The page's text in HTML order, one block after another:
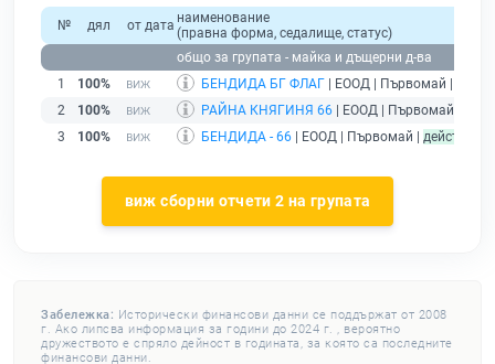
№ дял от дата наименование
(правна форма, седалище, статус)
общо за групата - майка и дъщерни д-ва
1
100% БЕНДИДА БГ ФЛАГ | ЕООД | Първомай |
2
100% РАЙНА КНЯГИНЯ 66 | ЕООД | Първомай |
3
100% БЕНДИДА - 66 | ЕООД | Първомай | действащ
виж сборни отчети 2 на групата
Забележка: Исторически финансови данни се поддържат от 2008
г. Ако липсва информация за години до 2024 г. , вероятно
дружеството е спряло дейност в годината, за която са последните
финансови данни.